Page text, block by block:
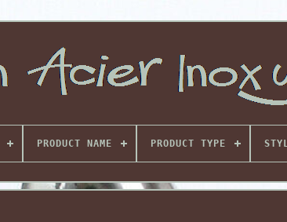
PRODUCT NAME PRODUCT TYPE